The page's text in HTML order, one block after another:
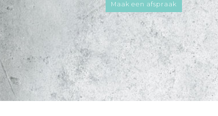
Maak een afspraak